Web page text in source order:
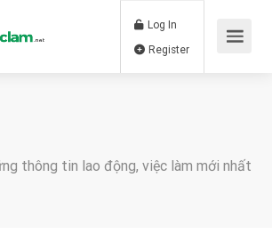
Log In
thông tin lao động, việc làm mới nhất